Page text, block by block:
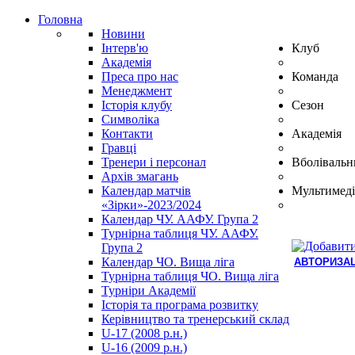
Головна
Новини
Інтерв'ю
Академія
Преса про нас
Клуб
Менеджмент
Історія клубу
Символіка
Контакти
Команда
Гравці
Тренери і персонал
Архів змагань
Сезон
Календар матчів
«Зірки»-2023/2024
Календар ЧУ. ААФУ. Група 2
Турнірна таблиця ЧУ. ААФУ.
Група 2
Календар ЧО. Вища ліга
Турнірна таблиця ЧО. Вища ліга
Академія
Турніри Академії
Історія та програма розвитку
Керівництво та тренерський склад
U-17 (2008 р.н.)
U-16 (2009 р.н.)